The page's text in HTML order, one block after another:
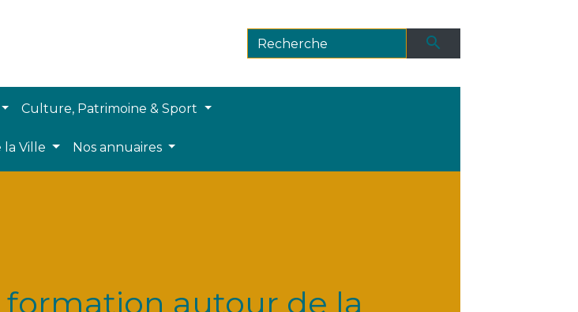
search
Culture, Patrimoine & Sport
la Ville Nos annuaires
autour de la